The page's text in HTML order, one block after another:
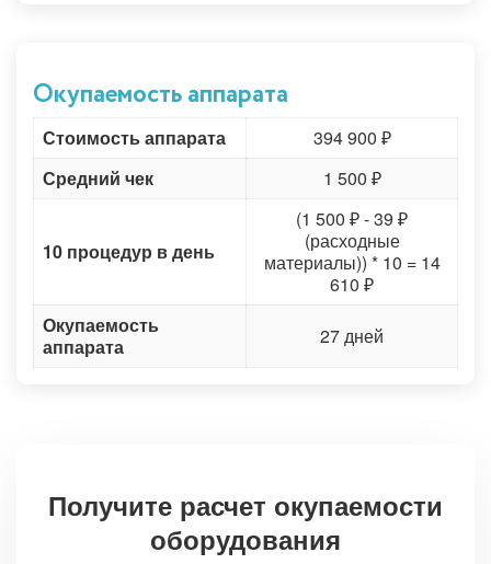
Окупаемость аппарата
Стоимость аппарата
394 900 ₽
Средний чек
1 500 ₽
10 процедур в день
(1 500 ₽ - 39 ₽
(расходные
материалы)) * 10 = 14
610 ₽
Окупаемость
аппарата
27 дней
Получите расчет окупаемости
оборудования